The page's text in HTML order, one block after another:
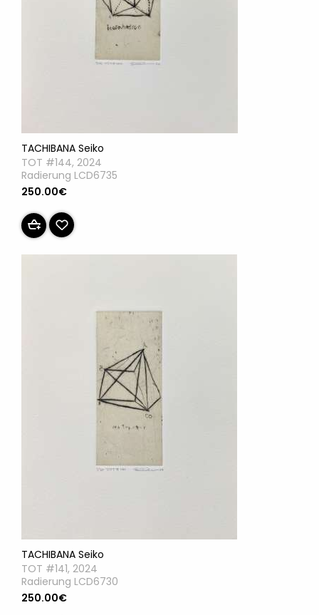
TACHIBANA Seiko
TOT #144, 2024
Radierung LCD6735
250.00€
TACHIBANA Seiko
TOT #141, 2024
Radierung LCD6730
250.00€